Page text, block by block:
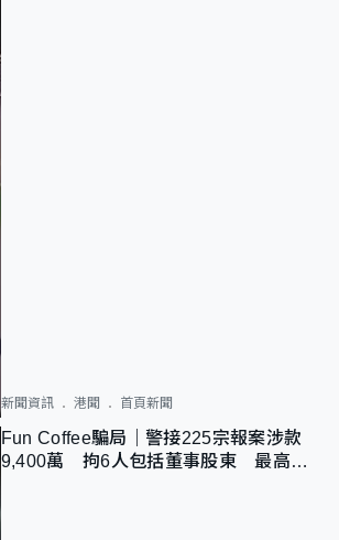
新聞資訊 港聞 首頁新聞
Fun Coffee騙局｜警接225宗報案涉款
9,400萬 拘6人包括董事股東 最高金